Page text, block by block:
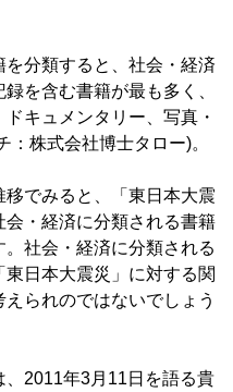
を分類すると、社会・経済
を含む書籍が最も多く、
キュメンタリー、写真・
株式会社博士タロー)。
でみると、「東日本大震
・経済に分類される書籍
社会・経済に分類される
日本大震災」に対する関
られのではないでしょう
、2011年3月11日を語る貴